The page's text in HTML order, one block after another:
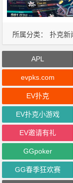
所属分类： 扑克新
APL
evpks.com
EV扑克
EV扑克小游戏
EV邀请有礼
GGpoker
GG春季狂欢赛